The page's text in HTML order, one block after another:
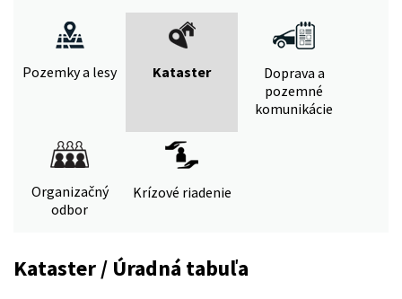
Pozemky a lesy Kataster
Doprava a
pozemné
komunikácie
Organizačný
odbor
Krízové riadenie
Kataster / Úradná tabuľa